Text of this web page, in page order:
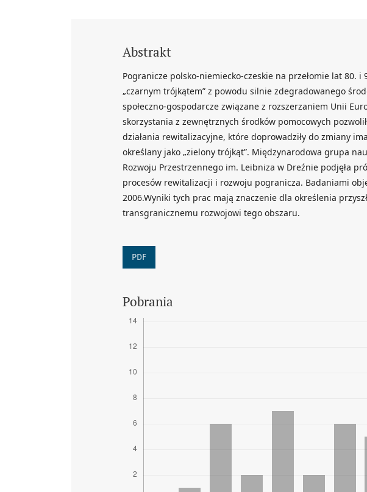
Abstrakt
Pogranicze polsko-niemiecko-czeskie na przełomie lat 80. i
„czarnym trójkątem” z powodu silnie zdegradowanego
społeczno-gospodarcze związane z rozszerzaniem Unii
skorzystania z zewnętrznych środków pomocowych
działania rewitalizacyjne, które doprowadziły do zmiany
określany jako „zielony trójkąt”. Międzynarodowa grupa
Rozwoju Przestrzennego im. Leibniza w Dreźnie podjęła
procesów rewitalizacji i rozwoju pogranicza. Badaniami
2006.Wyniki tych prac mają znaczenie dla określenia
transgranicznemu rozwojowi tego obszaru.
PDF
Pobrania